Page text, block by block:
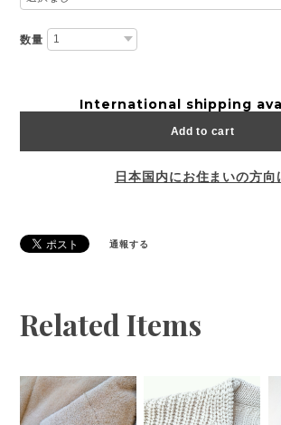
数量
International shipping
Add to cart
日本国内にお住まいの方向
通報する
Related Items